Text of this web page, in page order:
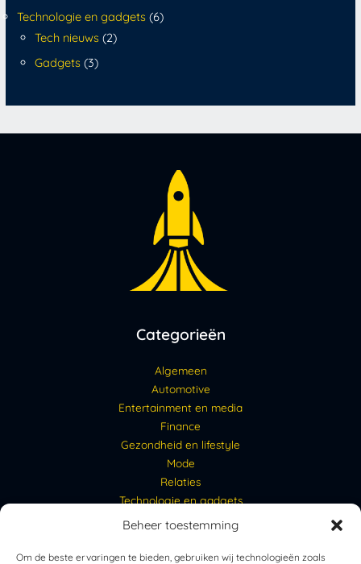
Beheer toestemming
Om de beste ervaringen te bieden, gebruiken wij technologieën zoals
Technologie en gadgets (6)
Tech nieuws(2)
Gadgets(3)
Categorieën
Algemeen
Automotive
Entertainment en media
Finance
Gezondheid en lifestyle
Mode
Relaties
Technologie en gadgets
Links